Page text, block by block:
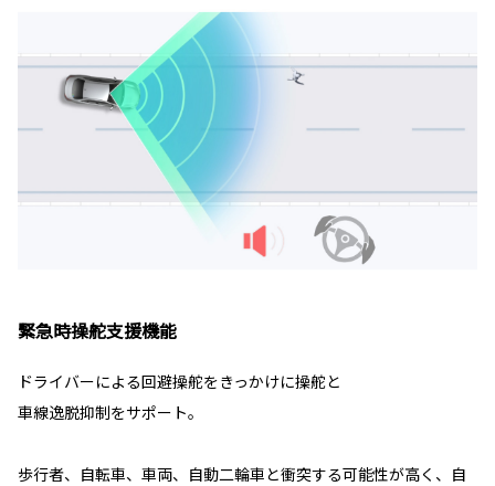
緊急時操舵支援機能
ドライバーによる回避操舵をきっかけに操舵と
車線逸脱抑制をサポート。
歩行者、自転車、車両、自動二輪車と衝突する可能性が高く、自